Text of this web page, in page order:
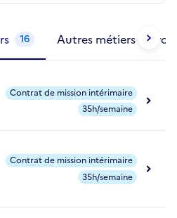
16 Autres métiers
Contrat de mission intérimaire
35h/semaine
Contrat de mission intérimaire
35h/semaine